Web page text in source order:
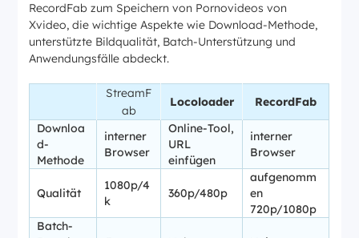
RecordFab zum Speichern von Pornovideos von
Xvideo, die wichtige Aspekte wie Download-Methode,
unterstützte Bildqualität, Batch-Unterstützung und
Anwendungsfälle abdeckt.
StreamF
ab
Locoloader
RecordFab
Downloa
d-
Methode
interner
Browser
Online-Tool,
URL
einfügen
interner
Browser
Qualität
1080p/4
k
360p/480p
aufgenomm
en
720p/1080p
Batch-